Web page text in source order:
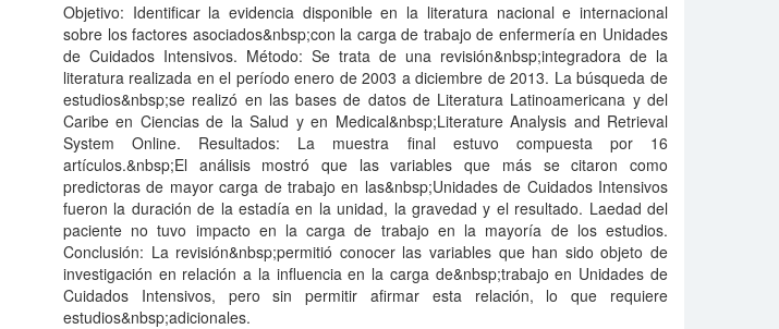
Objetivo: Identificar la evidencia disponible en la literatura nacional e internacional
sobre los factores asociados&nbsp;con la carga de trabajo de enfermería en Unidades
de Cuidados Intensivos. Método: Se trata de una revisión&nbsp;integradora de la
literatura realizada en el período enero de 2003 a diciembre de 2013. La búsqueda de
estudios&nbsp;se realizó en las bases de datos de Literatura Latinoamericana y del
Caribe en Ciencias de la Salud y en Medical&nbsp;Literature Analysis and Retrieval
System Online. Resultados: La muestra final estuvo compuesta por 16
artículos.&nbsp;El análisis mostró que las variables que más se citaron como
predictoras de mayor carga de trabajo en las&nbsp;Unidades de Cuidados Intensivos
fueron la duración de la estadía en la unidad, la gravedad y el resultado. Laedad del
paciente no tuvo impacto en la carga de trabajo en la mayoría de los estudios.
Conclusión: La revisión&nbsp;permitió conocer las variables que han sido objeto de
investigación en relación a la influencia en la carga de&nbsp;trabajo en Unidades de
Cuidados Intensivos, pero sin permitir afirmar esta relación, lo que requiere
estudios&nbsp;adicionales.